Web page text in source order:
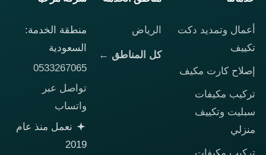
أعمال وتمديد دكت
تكييف
إصلاح كارت مكيف
تركيب مكيفات
سبليت وتكييف
منزلي
الرياض
كل المناطق ←
منطقة الخدمة:
السعودية
0533267065
تواصل عبر
واتساب
نعمل منذ عام
2019